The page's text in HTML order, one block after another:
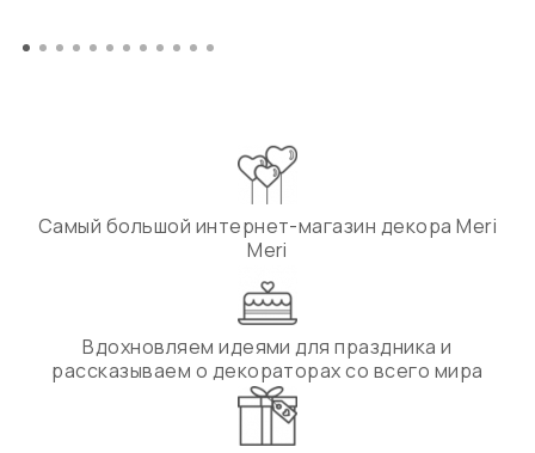
Самый большой интернет-магазин декора Meri
Meri
Вдохновляем идеями для праздника и
рассказываем о декораторах со всего мира